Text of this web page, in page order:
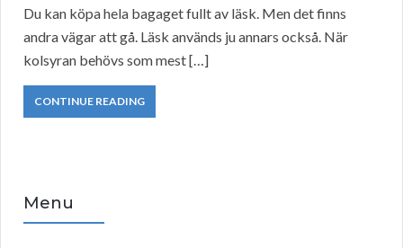
Du kan köpa hela bagaget fullt av läsk. Men det finns
andra vägar att gå. Läsk används ju annars också. När
kolsyran behövs som mest […]
CONTINUE READING
Menu